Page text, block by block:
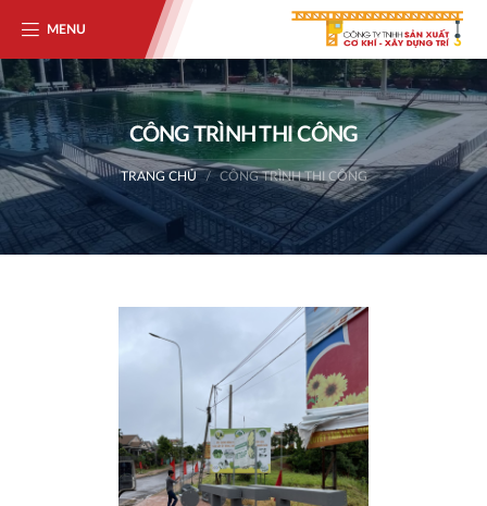
MENU
CÔNG TRÌNH THI CÔNG
TRANG CHỦ CÔNG TRÌNH THI CÔNG